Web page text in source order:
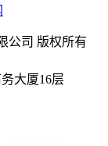
公司 版权所有
大厦16层